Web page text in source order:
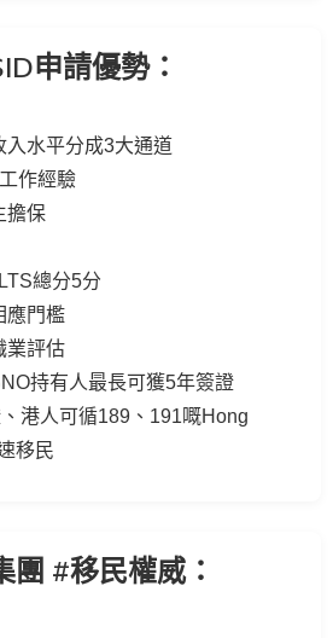
申請優勢：
入水平分成3大通道
作經驗
擔保
總分5分
應門檻
業評估
持有人最長可獲5年簽證
港人可循189、191嘅Hong
移民
團 #移民權威：